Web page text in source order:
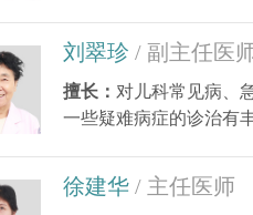
刘翠珍 / 副主任医
擅长： 对儿科常见病、
一些疑难病症的诊治有
徐建华 / 主任医师